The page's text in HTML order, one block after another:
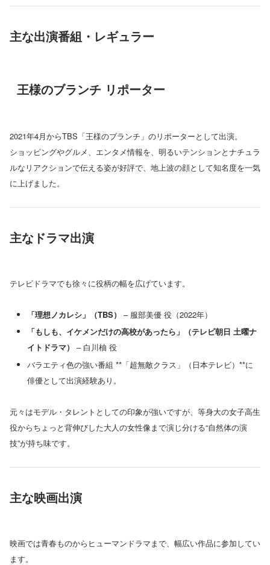
主な出演番組・レギュラー
王様のブランチ リポーター
2021年4月からTBS「王様のブランチ」のリポーターとして出演。
ショッピングやグルメ、エンタメ情報を、明るいテンションとナチュラ
ルなリアクションで伝える姿が好評で、地上波の顔として知名度を一気
に上げました。
主なドラマ出演
テレビドラマでも徐々に役柄の幅を広げています。
「理想ノカレシ」（TBS）
– 服部美優 役（2022年）
「もしも、イケメンだけの高校があったら」（テレビ朝日 土曜ナ
イトドラマ）
– 白川柚 役
バラエティ色の強い番組 **「超無敵クラス」（日本テレビ）**に
俳優として出演経験あり。
元々はモデル・タレントとしての印象が強いですが、等身大の女子高生
役からちょっと背伸びした大人の女性像まで演じ分ける“自然体の演
技”が持ち味です。
主な映画出演
映画では青春ものからヒューマンドラマまで、幅広い作品に参加してい
ます。